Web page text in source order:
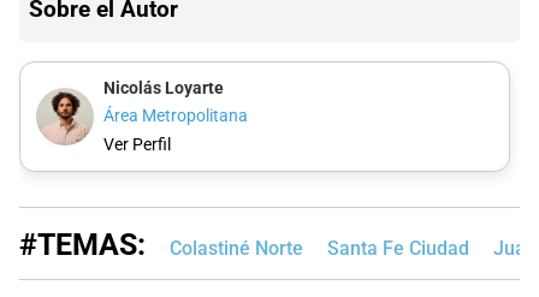
Sobre el Autor
Nicolás Loyarte
Área Metropolitana
Ver Perfil
#TEMAS: Colastiné Norte Santa Fe Ciudad